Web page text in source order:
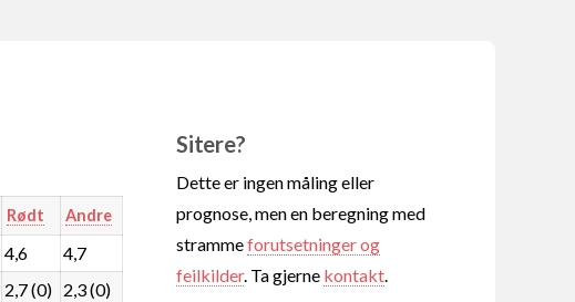
Rødt Andre
4,6
4,7
2,7 (0) 2,3 (0)
Sitere?
Dette er ingen måling eller
prognose, men en beregning med
strammeforutsetninger og
feilkilder. Ta gjerne kontakt